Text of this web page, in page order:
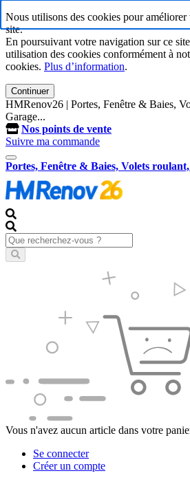
Nous utilisons des cookies pour
site.
En poursuivant votre navigation sur ce
utilisation des cookies conformément à
cookies. Plus d’information.
Continuer
HMRenov26 | Portes, Fenêtre & Baies,
Garage...
Nos points de vente
Suivre ma commande
Portes, Fenêtre & Baies, Volets
Vous n'avez aucun article dans votre
Se connecter
Créer un compte